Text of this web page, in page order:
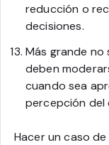
reducción o
decisiones.
Más grande no
deben
cuando sea
percepción del
Hacer un caso